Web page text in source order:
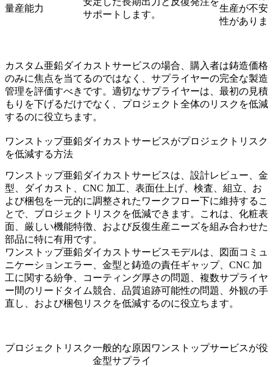
量産能力
サポートします。
生産が不安
性がありま
カスタム亜鉛ダイカストサービスの場合、購入者は鋳造価格
のみに焦点を当てるのではなく、サプライヤーの完全な製造
管理を評価すべきです。適切なサプライヤーは、最初の見積
もりを下げるだけでなく、プロジェクト全体のリスクを低減
するのに役立ちます。
ワンストップ亜鉛ダイカストサービスがプロジェクトリスク
を低減する方法
ワンストップ亜鉛ダイカストサービスは、設計レビュー、金
型、ダイカスト、CNC 加工、表面仕上げ、検査、組立、お
よび梱包を一元的に調整されたワークフロー下に維持するこ
とで、プロジェクトリスクを低減できます。これは、化粧表
面、厳しい機能特徴、および反復生産ニーズを組み合わせた
部品に特に有用です。
ワンストップ亜鉛ダイカストサービスモデルは、図面コミュ
ニケーションエラー、金型と鋳造の責任ギャップ、CNC 加
工に関する紛争、コーティング厚さの問題、複数サプライヤ
ー間のリードタイム競合、品質追跡可能性の問題、外観の手
直し、および梱包リスクを低減するのに役立ちます。
プロジェクトリスク一般的な原因 ワンストップサービスが役
金型サプライ